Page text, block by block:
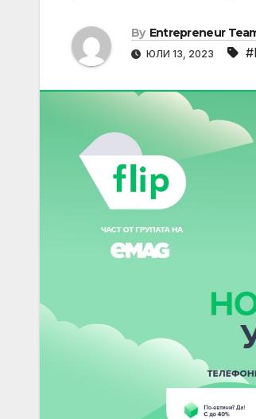
By Entrepreneur
ЮЛИ 13, 2023